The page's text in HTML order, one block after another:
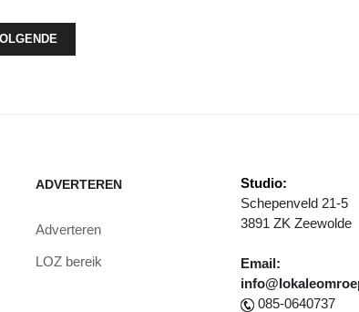
ARTIKEL: ELBURGERBRUG WEER IN BEDRIJF
ADVERTEREN
Adverteren
LOZ bereik
Studio:
Schepenveld 21-5
3891 ZK Zeewolde
Email:
085-0640737